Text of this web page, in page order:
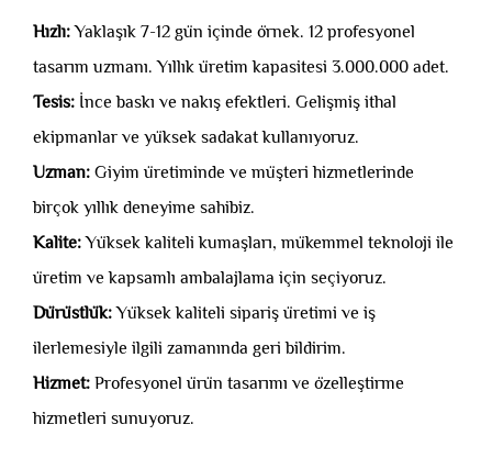
Hızlı:Yaklaşık 7-12 gün içinde örnek. 12 profesyonel
tasarım uzmanı. Yıllık üretim kapasitesi 3.000.000 adet.
Tesis: İnce baskı ve nakış efektleri. Gelişmiş ithal
ekipmanlar ve yüksek sadakat kullanıyoruz.
Uzman: Giyim üretiminde ve müşteri hizmetlerinde
birçok yıllık deneyime sahibiz.
Kalite:Yüksek kaliteli kumaşları, mükemmel teknoloji ile
üretim ve kapsamlı ambalajlama için seçiyoruz.
Dürüstlük:Yüksek kaliteli sipariş üretimi ve iş
ilerlemesiyle ilgili zamanında geri bildirim.
Hizmet: Profesyonel ürün tasarımı ve özelleştirme
hizmetleri sunuyoruz.